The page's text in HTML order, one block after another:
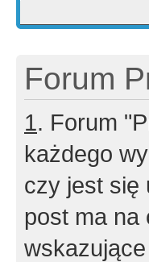
Forum
1. Forum
każdego
czy jest się
post ma na